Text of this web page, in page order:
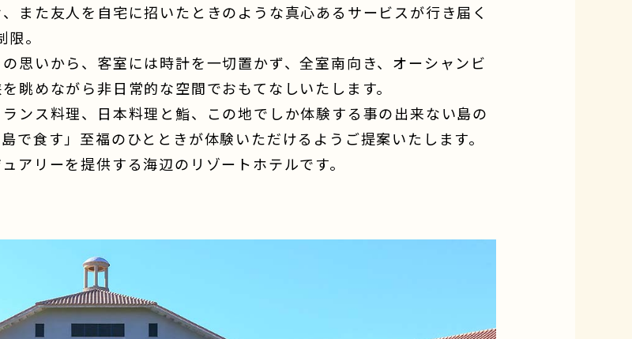
また友人を自宅に招いたときのような真心あるサービスが行き届く
。
思いから、客室には時計を一切置かず、全室南向き、オーシャンビ
眺めながら非日常的な空間でおもてなしいたします。
ンス料理、日本料理と鮨、この地でしか体験する事の出来ない島の
で食す」至福のひとときが体験いただけるようご提案いたします。
アリーを提供する海辺のリゾートホテルです。